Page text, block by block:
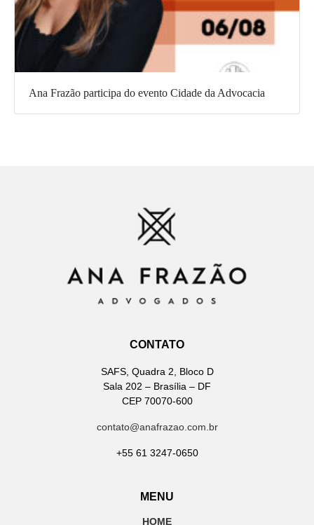
Ana Frazão participa do evento Cidade da Advocacia
CONTATO
SAFS, Quadra 2, Bloco D
Sala 202 – Brasília – DF
CEP 70070-600
contato@anafrazao.com.br
+55 61 3247-0650
MENU
HOME